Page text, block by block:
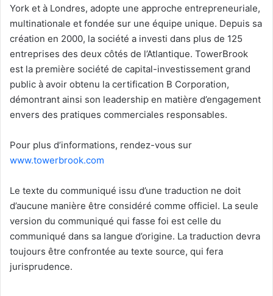
York et à Londres, adopte une approche entrepreneuriale,
multinationale et fondée sur une équipe unique. Depuis sa
création en 2000, la société a investi dans plus de 125
entreprises des deux côtés de l’Atlantique. TowerBrook
est la première société de capital-investissement grand
public à avoir obtenu la certification B Corporation,
démontrant ainsi son leadership en matière d’engagement
envers des pratiques commerciales responsables.
Pour plus d’informations, rendez-vous sur
www.towerbrook.com
Le texte du communiqué issu d’une traduction ne doit
d’aucune manière être considéré comme officiel. La seule
version du communiqué qui fasse foi est celle du
communiqué dans sa langue d’origine. La traduction devra
toujours être confrontée au texte source, qui fera
jurisprudence.